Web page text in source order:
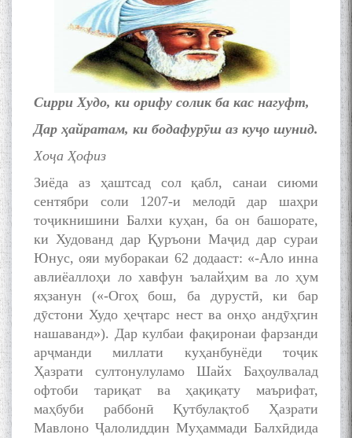
Сирри Худо, ки орифу солик ба кас нагуфт,
Дар ҳайратам, ки бодафурӯш аз куҷо шунид.
Хоҷа Ҳофиз
Зиёда аз ҳаштсад сол қабл, санаи сиюми
сентябри соли 1207-и мелодӣ дар шаҳри
тоҷикнишини Балхи куҳан, ба он башорате,
ки Худованд дар Қуръони Маҷид дар сураи
Юнус, ояи муборакаи 62 додааст: «-Ало инна
авлиёаллоҳи ло хавфун ъалайҳим ва ло ҳум
яҳзанун («-Огоҳ бош, ба дурустӣ, ки бар
дӯстони Худо ҳеҷтарс нест ва онҳо андӯҳгин
нашаванд»). Дар кулбаи фақиронаи фарзанди
арҷманди миллати куҳанбунёди тоҷик
Ҳазрати султонулуламо Шайх Баҳоулвалад
офтоби тариқат ва ҳақиқату маърифат,
маҳбуби раббонӣ Қутбулақтоб Ҳазрати
Мавлоно Ҷалолиддин Муҳаммади Балхӣдида